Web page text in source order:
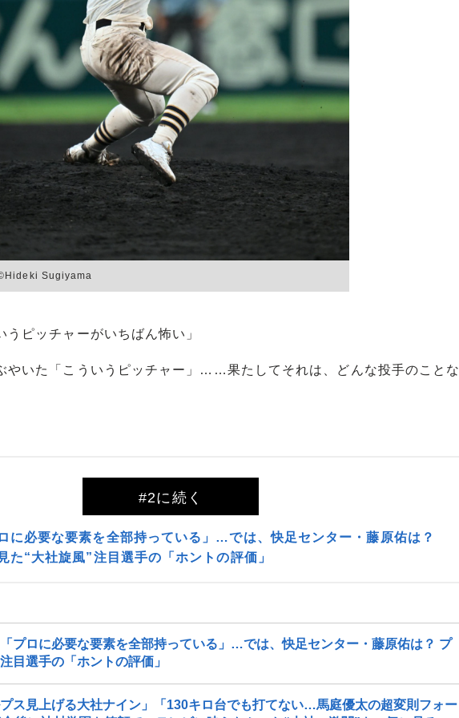
Sugiyama
うピッチャーがいちばん怖い」
いた「こういうピッチャー」……果たしてそれは、どんな投手のことな
#2に続く
に必要な要素を全部持っている」…では、快足センター・藤原佑は？
た“大社旋風”注目選手の「ホントの評価」
「プロに必要な要素を全部持っている」…では、快足センター・藤原佑は？ プ
目選手の「ホントの評価」
ス見上げる大社ナイン」「130キロ台でも打てない…馬庭優太の超変則フォー